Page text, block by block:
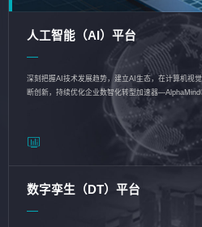
人工智能（AI）平台
深刻把握AI技术发展趋势，建立AI生态，在计算机视
断创新，持续优化企业数智化转型加速器
数字孪生（DT）平台